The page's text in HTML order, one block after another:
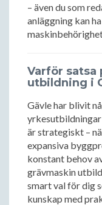
– även du som
anläggning kan
Varför satsa
utbildning i
Gävle har blivit
yrkesutbildningar
är strategiskt –
expansiva
konstant behov
grävmaskin
smart val för dig
kunskap med